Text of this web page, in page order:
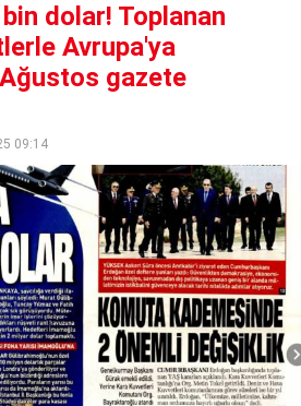
dolar! Toplanan
Avrupa'ya
gazete
09:14